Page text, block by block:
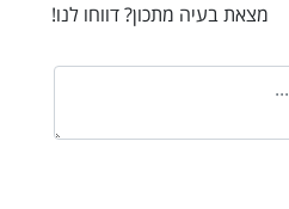
מצאת בעיה מתכון? דווחו לנו!